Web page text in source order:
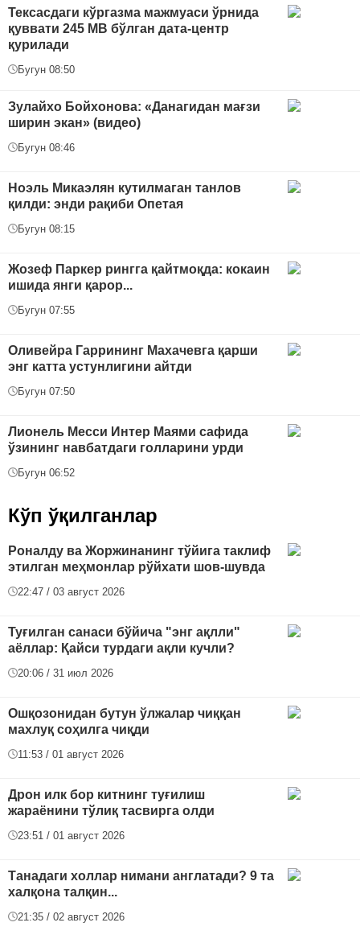
Тексасдаги кўргазма мажмуаси ўрнида
қуввати 245 МВ бўлган дата-центр
қурилади
Бугун 08:50
Зулайхо Бойхонова: «Данагидан мағзи
ширин экан» (видео)
Бугун 08:46
Ноэль Микаэлян кутилмаган танлов
қилди: энди рақиби Опетая
Бугун 08:15
Жозеф Паркер рингга қайтмоқда: кокаин
ишида янги қарор...
Бугун 07:55
Оливейра Гаррининг Махачевга қарши
энг катта устунлигини айтди
Бугун 07:50
Лионель Месси Интер Маями сафида
ўзининг навбатдаги голларини урди
Бугун 06:52
Кўп ўқилганлар
Роналду ва Жоржинанинг тўйига таклиф
этилган меҳмонлар рўйхати шов-шувда
22:47 / 03 август 2026
Туғилган санаси бўйича "энг ақлли"
аёллар: Қайси турдаги ақли кучли?
20:06 / 31 июл 2026
Ошқозонидан бутун ўлжалар чиққан
махлуқ соҳилга чиқди
11:53 / 01 август 2026
Дрон илк бор китнинг туғилиш
жараёнини тўлиқ тасвирга олди
23:51 / 01 август 2026
Танадаги холлар нимани англатади? 9 та
халқона талқин...
21:35 / 02 август 2026